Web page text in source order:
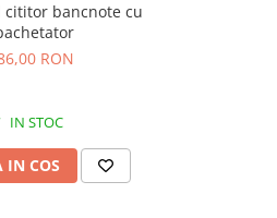
cititor bancnote cu
RON
IN STOC
IN COS